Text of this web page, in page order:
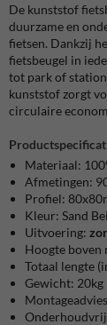
De kunststof
duurzame en
fietsen. Dankzij
fietsbeugel in
tot park of
kunststof zorgt
circulaire
Materiaal:
Afmetingen:
Profiel:
Kleur: Sand
Uitvoering:
Hoogte boven
Totaal lengte
Gewicht: 20kg